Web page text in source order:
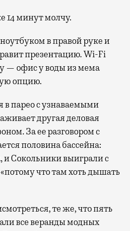
14 минут молчу.
в правой руке и
презентацию. Wi-Fi
— офис у воды из мема
опцию.
в парео с узнаваемыми
другая деловая
За ее разговором с
половина бассейна:
и Сокольники выиграли с
что там хоть дышать
те же, что пять
все веранды модных